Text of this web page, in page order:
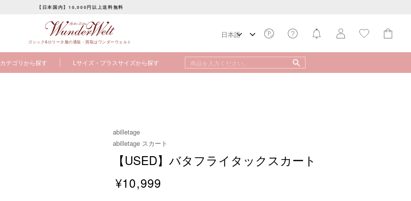
ス
ラ
イ
シ
【日本国内】10,000円以上送料無料
ゴシック&ロリータ服の通販・買取はワンダーウェルト
カテゴリから探す Lサイズ・プラスサイズから探す
abilletage
abilletage スカート
【USED】バタフライタックスカート
¥10,999